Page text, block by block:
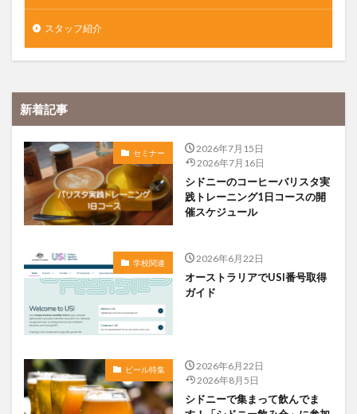
スタッフ紹介
新着記事
セミナー
2026年7月15日
2026年7月16日
シドニーのコーヒーバリスタ実
践トレーニング1日コースの開
催スケジュール
学校関連 2026年6月22日
オーストラリアでUSI番号取得
ガイド
ビール特集
2026年6月22日
2026年8月5日
シドニーで集まって飲んでま